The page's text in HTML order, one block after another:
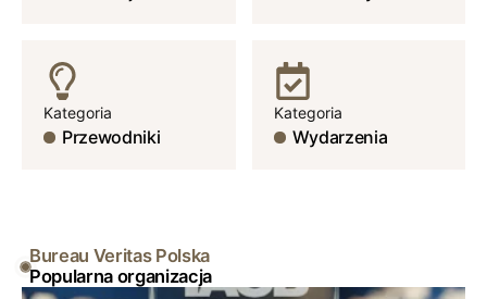
Kategoria
Przewodniki
Kategoria
Wydarzenia
Popularna organizacja
Bureau Veritas Polska